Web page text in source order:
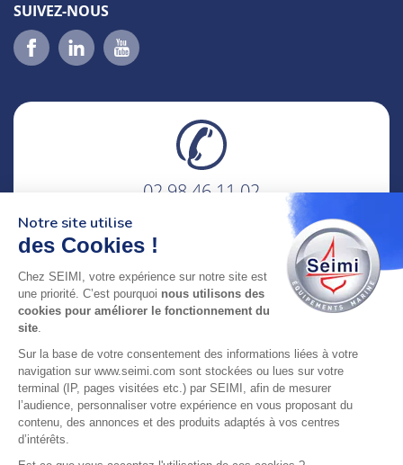
SUIVEZ-NOUS
02 98 46 11 02
adresse : 75 Rue Amiral Troude,
29200 Brest FRANCE
LABELLISÉE
Notre site utilise
des Cookies !
Chez SEIMI, votre expérience sur notre site est
une priorité. C’est pourquoi nous utilisons des
cookies pour améliorer le fonctionnement du
site.
Sur la base de votre consentement des informations liées à votre
navigation sur www.seimi.com sont stockées ou lues sur votre
terminal (IP, pages visitées etc.) par SEIMI, afin de mesurer
l’audience, personnaliser votre expérience en vous proposant du
contenu, des annonces et des produits adaptés à vos centres
d’intérêts.